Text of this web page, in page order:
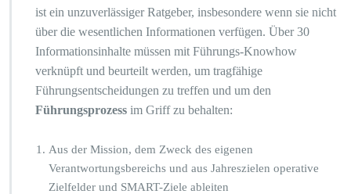
ist ein unzuverlässiger Ratgeber, insbesondere wenn sie nicht
über die wesentlichen Informationen verfügen. Über 30
Informationsinhalte müssen mit Führungs-Knowhow
verknüpft und beurteilt werden, um tragfähige
Führungsentscheidungen zu treffen und um den
Führungsprozess im Griff zu behalten:
Aus der Mission, dem Zweck des eigenen
Verantwortungsbereichs und aus Jahreszielen operative
Zielfelder und SMART-Ziele ableiten